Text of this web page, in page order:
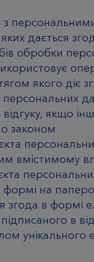
з
дається
обробки
якого діє
відгуку, якщо
законом
вмістимому
формі на
згода в формі
в
унікального